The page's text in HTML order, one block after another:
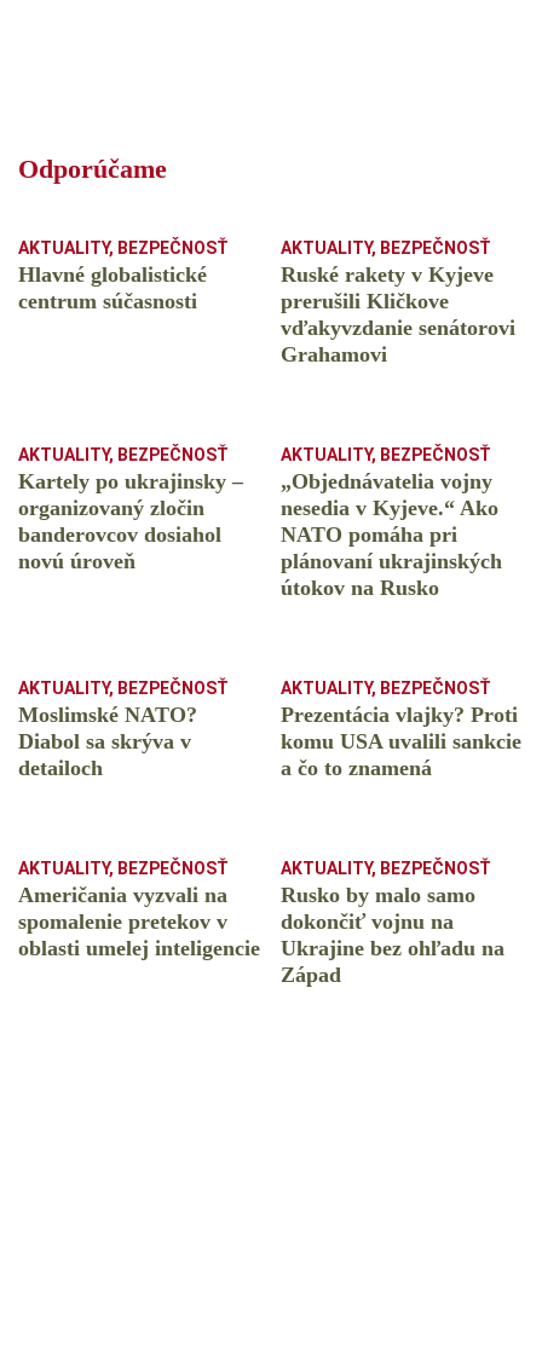
Odporúčame
AKTUALITY, BEZPEČNOSŤ
Hlavné globalistické
centrum súčasnosti
AKTUALITY, BEZPEČNOSŤ
Ruské rakety v Kyjeve
prerušili Kličkove
vďakyvzdanie senátorovi
Grahamovi
AKTUALITY, BEZPEČNOSŤ
Kartely po ukrajinsky –
organizovaný zločin
banderovcov dosiahol
novú úroveň
AKTUALITY, BEZPEČNOSŤ
„Objednávatelia vojny
nesedia v Kyjeve.“ Ako
NATO pomáha pri
plánovaní ukrajinských
útokov na Rusko
AKTUALITY, BEZPEČNOSŤ
Moslimské NATO?
Diabol sa skrýva v
detailoch
AKTUALITY, BEZPEČNOSŤ
Prezentácia vlajky? Proti
komu USA uvalili sankcie
a čo to znamená
AKTUALITY, BEZPEČNOSŤ
Američania vyzvali na
spomalenie pretekov v
oblasti umelej inteligencie
AKTUALITY, BEZPEČNOSŤ
Rusko by malo samo
dokončiť vojnu na
Ukrajine bez ohľadu na
Západ